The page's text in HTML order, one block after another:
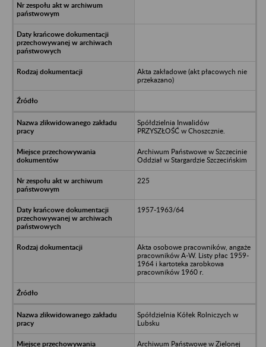
Akta zakładowe (akt płacowych nie
przekazano)
Spółdzielnia Inwalidów
PRZYSZŁOŚĆ w Choszcznie.
Archiwum Państwowe w Szczecinie
Oddział w Stargardzie Szczecińskim
225
1957-1963/64
Akta osobowe pracowników, angaże
pracowników A-W. Listy płac 1959-
1964 i kartoteka zarobkowa
pracowników 1960 r.
Spółdzielnia Kółek Rolniczych w
Lubsku
Archiwum Państwowe w Zielonej